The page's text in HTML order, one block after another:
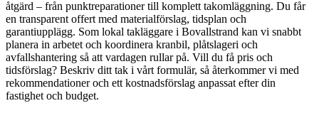
åtgärd – från punktreparationer till komplett takomläggning. Du får
en transparent offert med materialförslag, tidsplan och
garantiupplägg. Som lokal takläggare i Bovallstrand kan vi snabbt
planera in arbetet och koordinera kranbil, plåtslageri och
avfallshantering så att vardagen rullar på. Vill du få pris och
tidsförslag? Beskriv ditt tak i vårt formulär, så återkommer vi med
rekommendationer och ett kostnadsförslag anpassat efter din
fastighet och budget.